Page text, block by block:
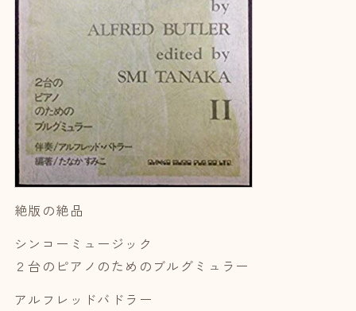
絶版の絶品
シンコーミュージック
２台のピアノのためのブルグミュラー
アルフレッドバドラー